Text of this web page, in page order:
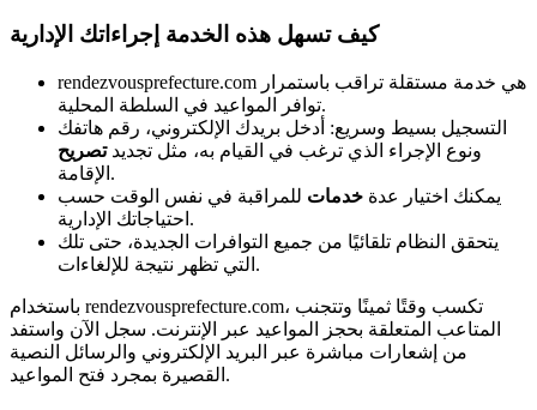
كيف تسهل هذه الخدمة إجراءاتك الإدارية
rendezvousprefecture.com هي خدمة مستقلة تراقب باستمرار
توافر المواعيد في السلطة المحلية.
التسجيل بسيط وسريع: أدخل بريدك الإلكتروني، رقم هاتفك
ونوع الإجراء الذي ترغب في القيام به، مثل تجديدتصريح
الإقامة.
يمكنك اختيار عدة خدمات للمراقبة في نفس الوقت حسب
احتياجاتك الإدارية.
يتحقق النظام تلقائيًا من جميع التوافرات الجديدة، حتى تلك
التي تظهر نتيجة للإلغاءات.
باستخدام rendezvousprefecture.com، تكسب وقتًا ثمينًا وتتجنب
المتاعب المتعلقة بحجز المواعيد عبر الإنترنت. سجل الآن واستفد
من إشعارات مباشرة عبر البريد الإلكتروني والرسائل النصية
القصيرة بمجرد فتح المواعيد.